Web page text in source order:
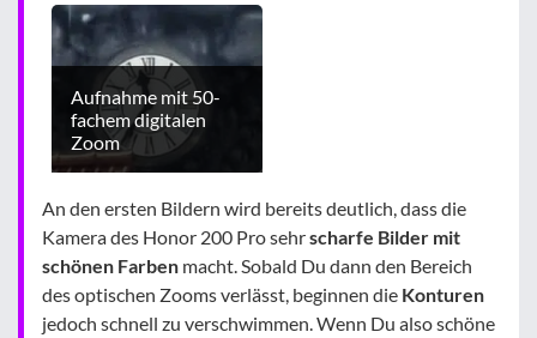
Aufnahme mit 50-
fachem digitalen
Zoom
An den ersten Bildern wird bereits deutlich, dass die
Kamera des Honor 200 Pro sehrscharfe Bilder mit
schönen Farben macht. Sobald Du dann den Bereich
des optischen Zooms verlässt, beginnen die Konturen
jedoch schnell zu verschwimmen. Wenn Du also schöne